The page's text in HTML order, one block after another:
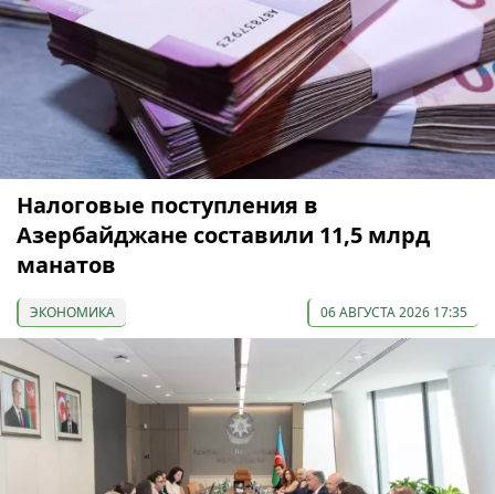
Налоговые поступления в
Азербайджане составили 11,5 млрд
манатов
ЭКОНОМИКА 06 АВГУСТА 2026 17:35